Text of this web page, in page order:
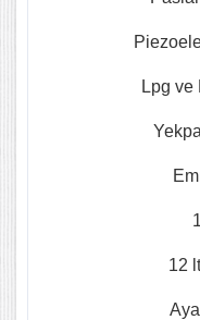
Lpg ve
12